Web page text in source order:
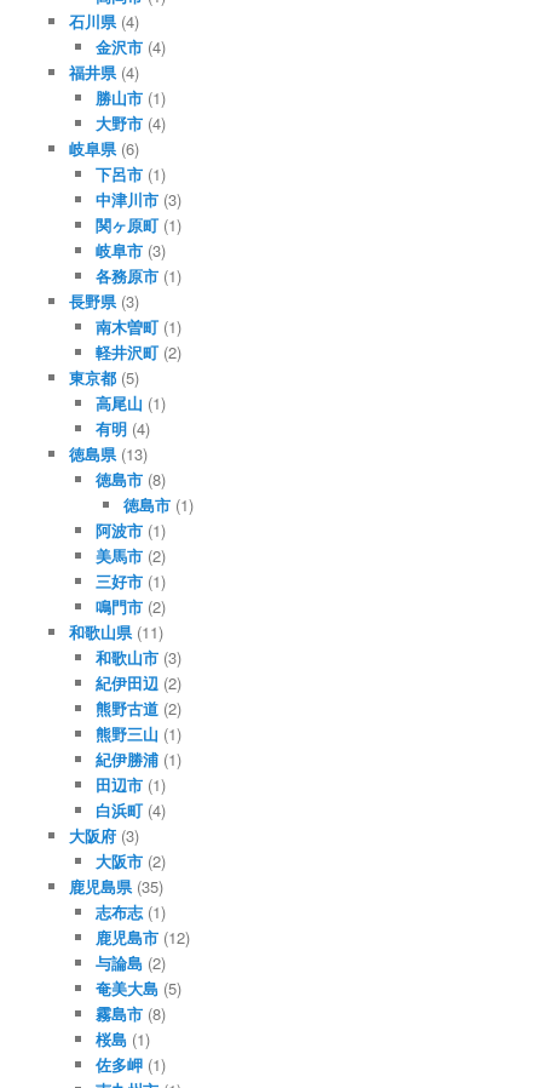
石川県(4)
金沢市 (4)
福井県(4)
勝山市 (1)
大野市 (4)
岐阜県(6)
下呂市 (1)
中津川市 (3)
関ヶ原町 (1)
岐阜市 (3)
各務原市 (1)
長野県(3)
南木曽町 (1)
軽井沢町 (2)
東京都(5)
高尾山 (1)
有明 (4)
徳島県(13)
徳島市 (8)
徳島市(1)
阿波市 (1)
美馬市 (2)
三好市 (1)
鳴門市 (2)
和歌山県(11)
和歌山市 (3)
紀伊田辺 (2)
熊野古道 (2)
熊野三山 (1)
紀伊勝浦 (1)
田辺市 (1)
白浜町 (4)
大阪府(3)
大阪市 (2)
鹿児島県(35)
志布志(1)
鹿児島市 (12)
与論島 (2)
奄美大島 (5)
霧島市 (8)
桜島 (1)
佐多岬 (1)